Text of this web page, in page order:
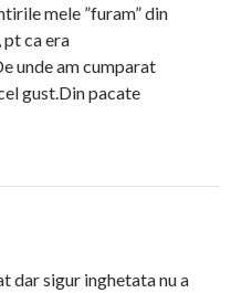
mele ”furam” din
ca era
unde am cumparat
gust.Din pacate
dar sigur inghetata nu a